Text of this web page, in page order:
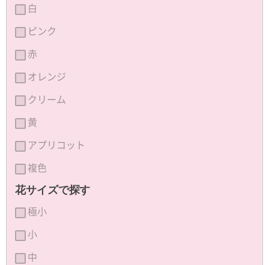
白
ピンク
赤
オレンジ
クリーム
黄
アプリコット
複色
花サイズで探す
極小
小
中